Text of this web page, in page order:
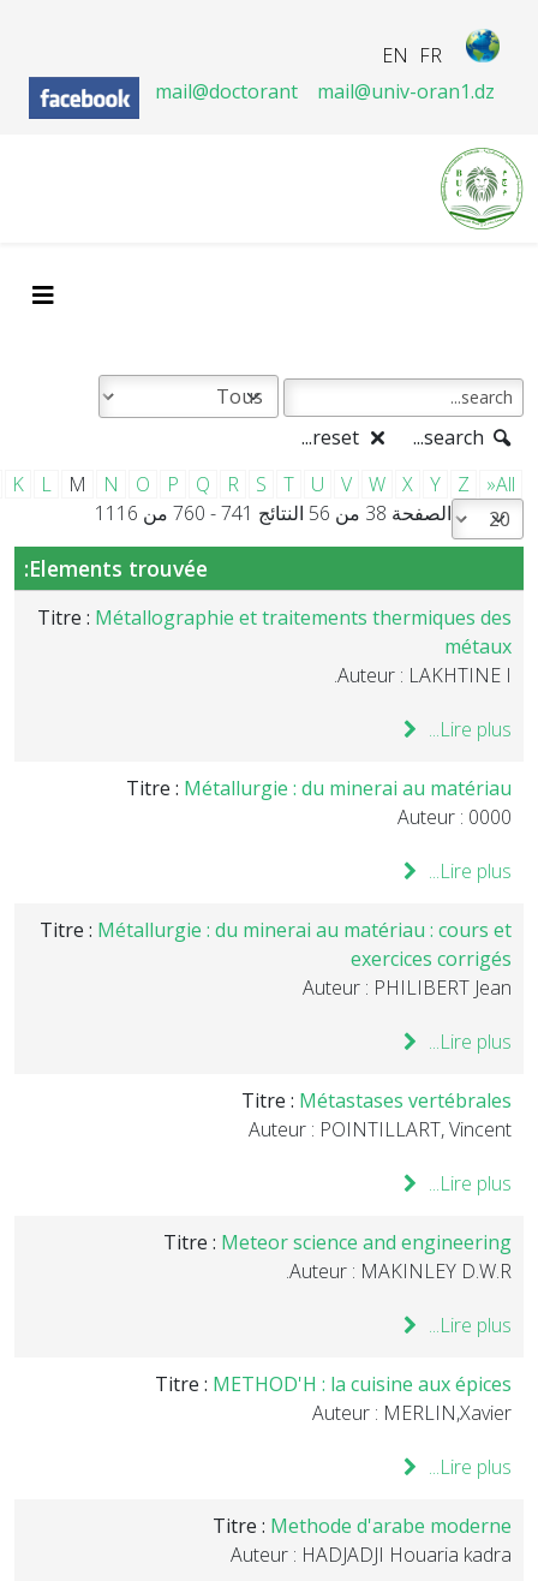
FR
EN
mail@doctorant
mail@univ-oran1.dz
K
L M N O P Q R S T U V W X Y Z
»All
الصفحة 38 من 56 النتائج 741 - 760 من 1116
Elements trouvée:
Titre : Métallographie et traitements thermiques des
métaux
Auteur : LAKHTINE I.
Lire plus...
Titre : Métallurgie : du minerai au matériau
Auteur : 0000
Lire plus...
Titre : Métallurgie : du minerai au matériau : cours et
exercices corrigés
Auteur : PHILIBERT Jean
Lire plus...
Titre : Métastases vertébrales
Auteur : POINTILLART, Vincent
Lire plus...
Titre : Meteor science and engineering
Auteur : MAKINLEY D.W.R.
Lire plus...
Titre : METHOD'H : la cuisine aux épices
Auteur : MERLIN,Xavier
Lire plus...
Titre : Methode d'arabe moderne
Auteur : HADJADJI Houaria kadra